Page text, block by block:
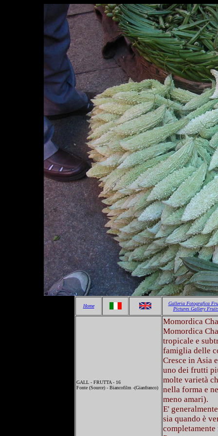
Home
Galleria Fotografica
Pictures Gallery
GALL - FRUTTA - 16
Fonte (Source) - Biancofilm -(Gianfranco)
Momordica
Momordica
tropicale e
famiglia delle
Cresce in Asia
uno dei frutti
molte varietà
nella forma e
meno amari).
E'
sia quando è